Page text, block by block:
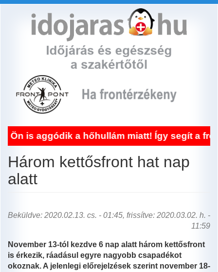
a hőhullám miatt! Így segít a
Három kettősfront hat nap
alatt
Beküldve: 2020.02.13. cs. - 01:45, frissítve: 2020.03.02. h. -
11:59
November 13-tól kezdve 6 nap alatt három kettősfront
is érkezik, ráadásul egyre nagyobb csapadékot
okoznak. A jelenlegi előrejelzések szerint november 18-